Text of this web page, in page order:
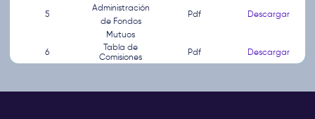
5
Administración
de Fondos
Mutuos
Pdf Descargar
6
Tabla de
Comisiones
Pdf Descargar